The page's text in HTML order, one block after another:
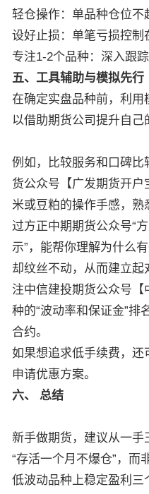
轻仓操作：单品种仓位不
设好止损：单笔亏损控制
专注1-2个品种：深入跟
五、工具辅助与模拟先行
在确定实盘品种前，利
以借助期货公司提升自己
例如，比较服务和口碑比
货公众号【广发期货开
米或豆粕的操作手感，
过方正中期期货公众号“
示”，能帮你理解为什么
却纹丝不动，从而建立
注中信建投期货公众号
种的“波动率和保证金”排
合约。
如果想追求低手续费，
申请优惠方案。
六、 总结
新手做期货，建议从一
“存活一个月不爆仓”，而
低波动品种上稳定盈利